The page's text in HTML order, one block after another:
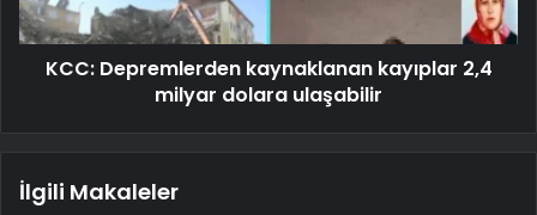
KCC: Depremlerden kaynaklanan kayıplar 2,4
milyar dolara ulaşabilir
İlgili Makaleler